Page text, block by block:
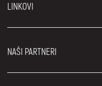
Luksuzni automobili
Cene
LINKOVI
Blog
NAŠI PARTNERI